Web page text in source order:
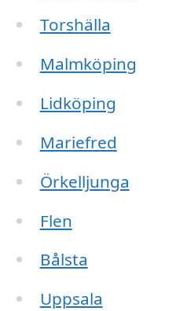
Torshälla
Malmköping
Lidköping
Mariefred
Örkelljunga
Flen
Bålsta
Uppsala